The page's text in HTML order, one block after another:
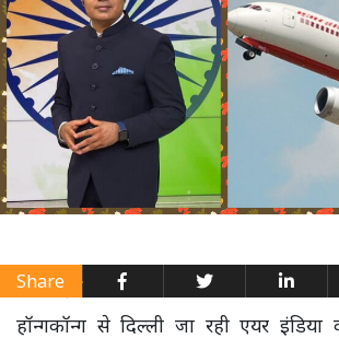
Share
हॉन्‍गकॉन्‍ग से दिल्ली जा रही एयर